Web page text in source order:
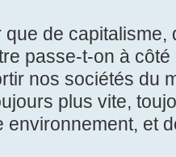
de capitalisme,
passe-t-on à
nos sociétés du
plus vite,
environnement, et